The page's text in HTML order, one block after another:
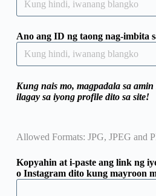
Ano ang ID ng taong nag-imbita
Kung nais mo, magpadala sa
ilagay sa iyong profile dito sa site!
Allowed Formats: JPG, JPEG and
Kopyahin at i-paste ang link ng
o Instagram dito kung mayroon